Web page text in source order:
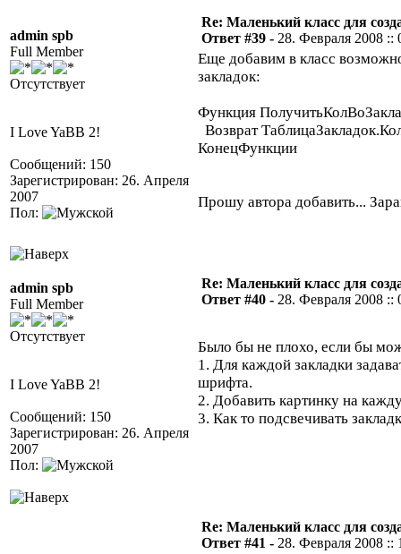
admin spb
Full Member
Отсутствует
I Love YaBB 2!
Сообщений: 150
Зарегистрирован: 26. Апреля
2007
Пол:
Re: Маленький класс для
Ответ #39 - 28. Февраля 2008 ::
Еще добавим в класс
закладок:
Функция
Возврат
КонецФункции
Прошу автора добавить...
admin spb
Full Member
Отсутствует
I Love YaBB 2!
Сообщений: 150
Зарегистрирован: 26. Апреля
2007
Пол:
Re: Маленький класс для
Ответ #40 - 28. Февраля 2008 ::
Было бы не плохо, если бы
1. Для каждой закладки
шрифта.
2. Добавить картинку на
3. Как то подсвечивать
Re: Маленький класс для
Ответ #41 - 28. Февраля 2008 ::